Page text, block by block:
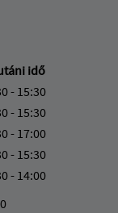
idő
- 15:30
- 15:30
- 17:00
- 15:30
- 14:00